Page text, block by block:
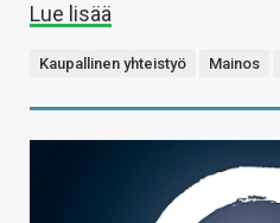
Lue lisää
Kaupallinen yhteistyö Mainos